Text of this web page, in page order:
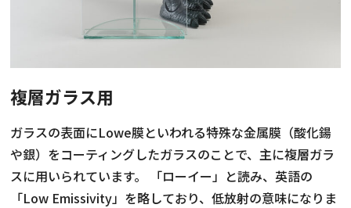
会社概要
お知らせ・社内報
採用情報
複層ガラス用
ガラスの表面にLowe膜といわれる特殊な金属膜（酸化鍚
や銀）をコーティングしたガラスのことで、主に複層ガラ
スに用いられています。 「ローイー」と読み、英語の
「Low Emissivity」を略しており、低放射の意味になりま